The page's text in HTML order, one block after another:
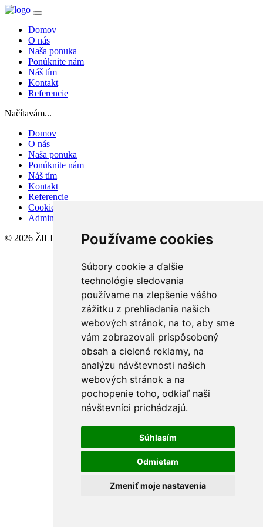
Používame cookies
Súbory cookie a ďalšie
technológie sledovania
používame na zlepšenie vášho
zážitku z prehliadania našich
webových stránok, na to, aby sme
vám zobrazovali prispôsobený
obsah a cielené reklamy, na
analýzu návštevnosti našich
webových stránok a na
pochopenie toho, odkiaľ naši
návštevníci prichádzajú.
Súhlasím
Odmietam
Zmeniť moje nastavenia
Domov
O nás
Naša ponuka
Ponúknite nám
Náš tím
Kontakt
Referencie
Načítavám...
Domov
O nás
Naša ponuka
Ponúknite nám
Náš tím
Kontakt
Referencie
Cookies
Admin
© 2026 ŽILINAREAL, s.r.o.